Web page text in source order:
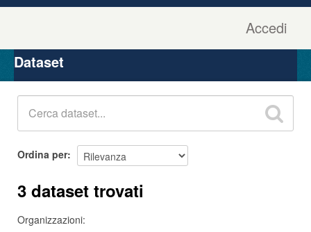
Accedi
Organizzazioni
Gruppi
Dataset
Ordina per
3 dataset trovati
Organizzazioni: